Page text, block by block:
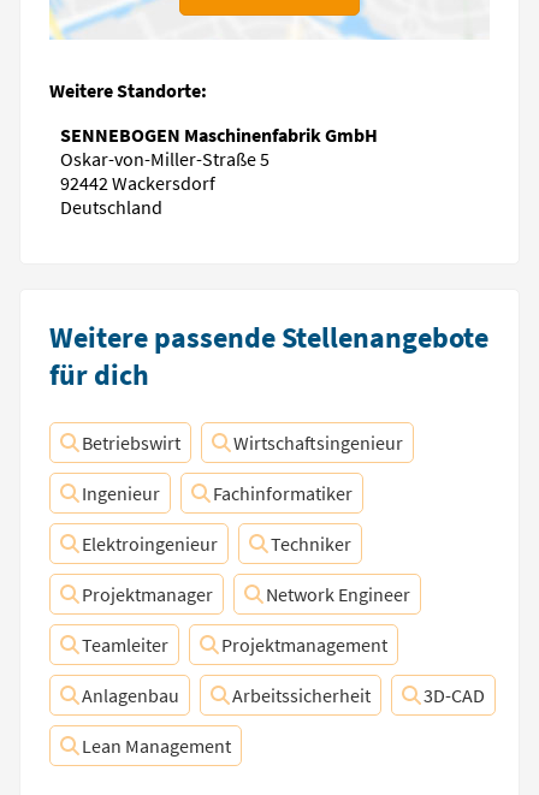
Weitere Standorte:
SENNEBOGEN Maschinenfabrik GmbH
Oskar-von-Miller-Straße 5
92442 Wackersdorf
Deutschland
Weitere passende Stellenangebote
für dich
Betriebswirt Wirtschaftsingenieur
Ingenieur Fachinformatiker
Elektroingenieur Techniker
Projektmanager Network Engineer
Teamleiter Projektmanagement
Anlagenbau Arbeitssicherheit 3D-CAD
Lean Management